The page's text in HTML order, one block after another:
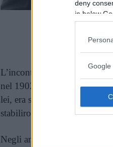
deny
in below
Google
L’incontro con il marito
nel 1902. Il
principe
lei, era socievole e bello: un
stabilirono in Grecia.
Negli anni successivi